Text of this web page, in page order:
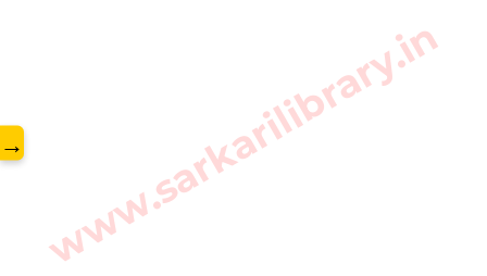
www.sarkarilibrary.in
→